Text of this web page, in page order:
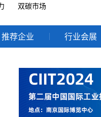
双碳市场
推荐企业 行业会展